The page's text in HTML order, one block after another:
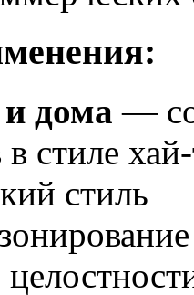
дома —
в стиле
стиль